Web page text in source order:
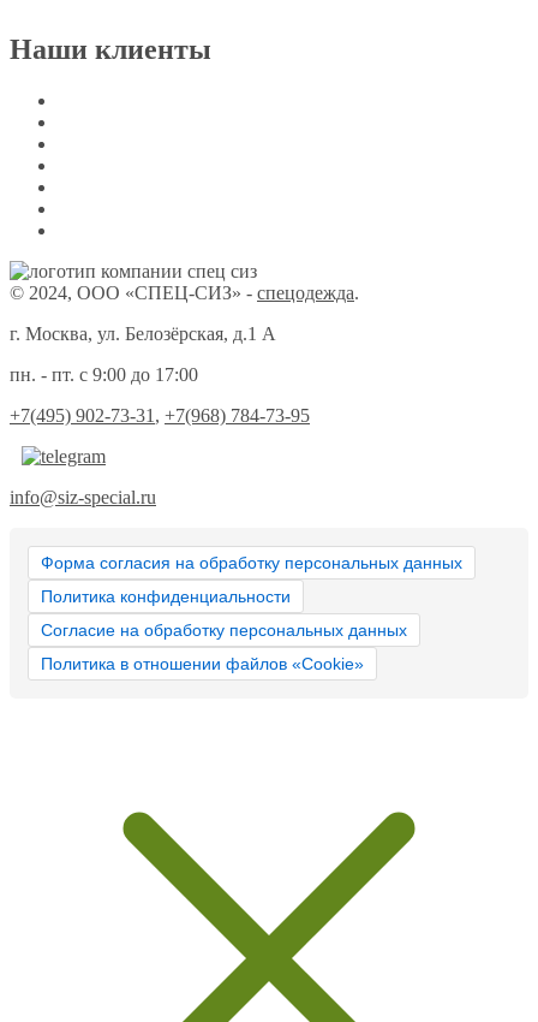
Наши клиенты
© 2024, ООО «СПЕЦ-СИЗ» - спецодежда.
г. Москва, ул. Белозёрская, д.1 А
пн. - пт. с 9:00 до 17:00
+7(495) 902-73-31 , +7(968) 784-73-95
info@siz-special.ru
Форма согласия на обработку персональных данных
Политика конфиденциальности
Согласие на обработку персональных данных
Политика в отношении файлов «Cookie»